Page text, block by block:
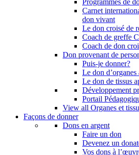
Programmes de
Carnet
don vivant
Le don croisé de
Coach de greffe
Coach de don
Don provenant de
Puis-je donner?
Le don d’organes
Le don de tissus
Développement
Portail
View all Organes et
Façons de donner
Dons en argent
Faire un don
Devenez un
Vos dons à